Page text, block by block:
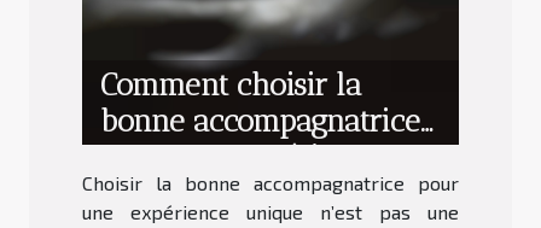
Comment choisir la
bonne accompagnatrice
pour une expérience
unique ?
Choisir la bonne accompagnatrice pour
une expérience unique n’est pas une